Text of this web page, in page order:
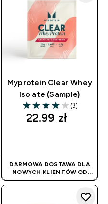
Myprotein Clear Whey
Isolate (Sample)
4 out of 5 stars
(3)
22.99 zł‎
DARMOWA DOSTAWA DLA
NOWYCH KLIENTÓW OD
180PLN| PROMOCJA